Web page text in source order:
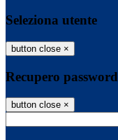
Seleziona utente
button close ×
Recupero password
button close ×